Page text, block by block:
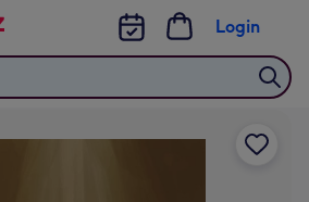
Login